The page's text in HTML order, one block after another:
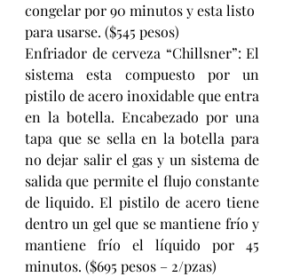
congelar por 90 minutos y esta listo
para usarse. ($545 pesos)
Enfriador de cerveza “Chillsner”: El
sistema esta compuesto por un
pistilo de acero inoxidable que entra
en la botella. Encabezado por una
tapa que se sella en la botella para
no dejar salir el gas y un sistema de
salida que permite el flujo constante
de liquido. El pistilo de acero tiene
dentro un gel que se mantiene frío y
mantiene frío el líquido por 45
minutos. ($695 pesos – 2/pzas)